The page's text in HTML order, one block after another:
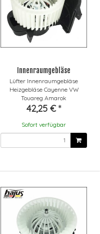
Innenraumgebläse
Lüfter Innenraumgebläse
Heizgebläse Cayenne VW
Touareg Amarok
42,25 € *
Sofort verfügbar